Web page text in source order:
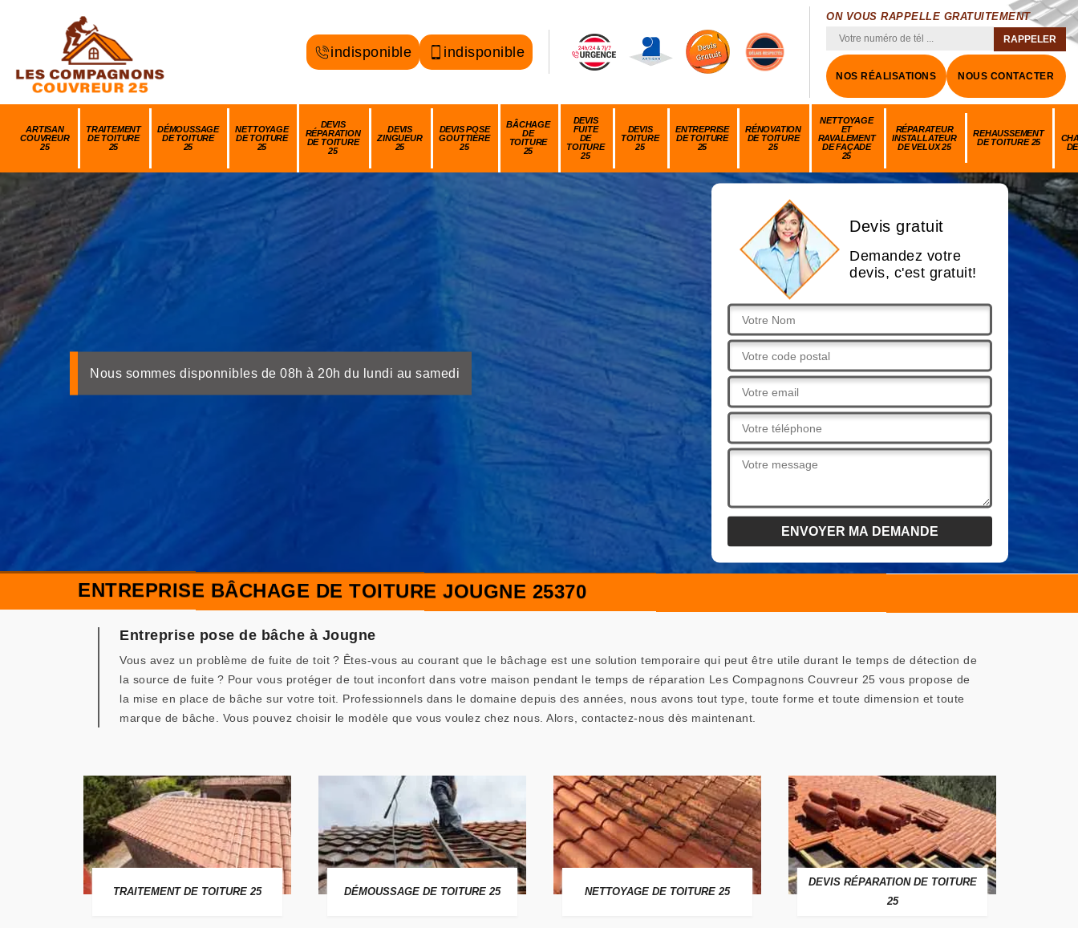
indisponible indisponible
ON VOUS RAPPELLE GRATUITEMENT
NOS RÉALISATIONS NOUS CONTACTER
ARTISAN
COUVREUR
25
TRAITEMENT
DE TOITURE
25
DÉMOUSSAGE
DE TOITURE
25
NETTOYAGE
DE TOITURE
25
DEVIS
RÉPARATION
DE TOITURE
25
DEVIS
ZINGUEUR
25
DEVIS POSE
GOUTTIÈRE
25
BÂCHAGE
DE
TOITURE
25
DEVIS
FUITE
DE
TOITURE
25
DEVIS
TOITURE
25
ENTREPRISE
DE TOITURE
25
RÉNOVATION
DE TOITURE
25
NETTOYAGE
ET
RAVALEMENT
DE FAÇADE
25
RÉPARATEUR
INSTALLATEUR
DE VELUX 25
REHAUSSEMENT
DE TOITURE 25
Nous sommes disponnibles de 08h à 20h du lundi au samedi
Devis gratuit
Demandez votre
devis, c'est gratuit!
ENTREPRISE BÂCHAGE DE TOITURE JOUGNE 25370
Entreprise pose de bâche à Jougne
Vous avez un problème de fuite de toit ? Êtes-vous au courant que le bâchage est une solution temporaire qui peut être utile durant le temps de détection de
la source de fuite ? Pour vous protéger de tout inconfort dans votre maison pendant le temps de réparation Les Compagnons Couvreur 25 vous propose de
la mise en place de bâche sur votre toit. Professionnels dans le domaine depuis des années, nous avons tout type, toute forme et toute dimension et toute
marque de bâche. Vous pouvez choisir le modèle que vous voulez chez nous. Alors, contactez-nous dès maintenant.
TRAITEMENT DE TOITURE 25 DÉMOUSSAGE DE TOITURE 25 NETTOYAGE DE TOITURE 25
DEVIS RÉPARATION DE TOITURE
25